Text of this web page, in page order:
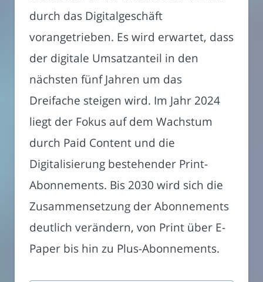
durch das Digitalgeschäft
vorangetrieben. Es wird erwartet, dass
der digitale Umsatzanteil in den
nächsten fünf Jahren um das
Dreifache steigen wird. Im Jahr 2024
liegt der Fokus auf dem Wachstum
durch Paid Content und die
Digitalisierung bestehender Print-
Abonnements. Bis 2030 wird sich die
Zusammensetzung der Abonnements
deutlich verändern, von Print über E-
Paper bis hin zu Plus-Abonnements.